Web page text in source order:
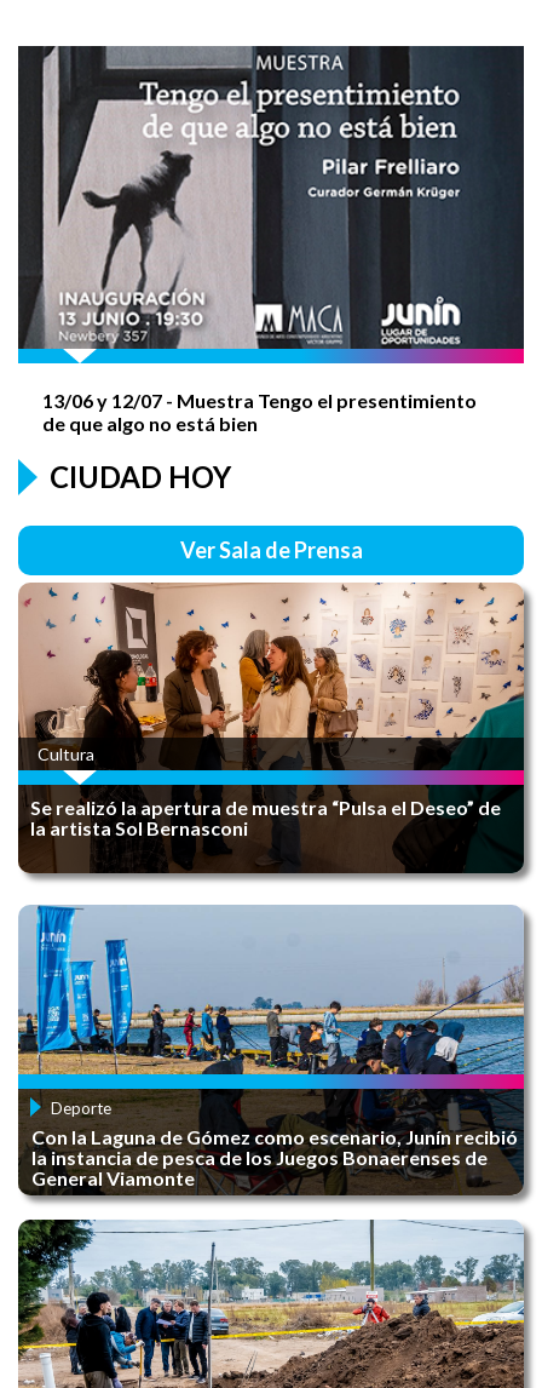
CRUCE 2.500 M
COLONIA PCD
RENOVÁ TU CARNET de Manipulación de
JORNADA RCP
AGUSTÍN ROCA - 138 AÑOS
FIESTA DE LA INDEPENDENCIA
Convocatoria - XXI FERIA DEL LIBRO JUNÍN
2025
HUERTA EN CASA
Escuela Emprendedora
CAMPAÑA INTEGRAL DE RECICLADO: ​JUNÍN
RECICLA
13/06 y 12/07 - Muestra Tengo el presentimiento
de que algo no está bien
CIUDAD HOY
Ver Sala de Prensa
Cultura
Se realizó la apertura de muestra “Pulsa el Deseo” de
la artista Sol Bernasconi
Deporte
Con la Laguna de Gómez como escenario, Junín recibió
la instancia de pesca de los Juegos Bonaerenses de
General Viamonte